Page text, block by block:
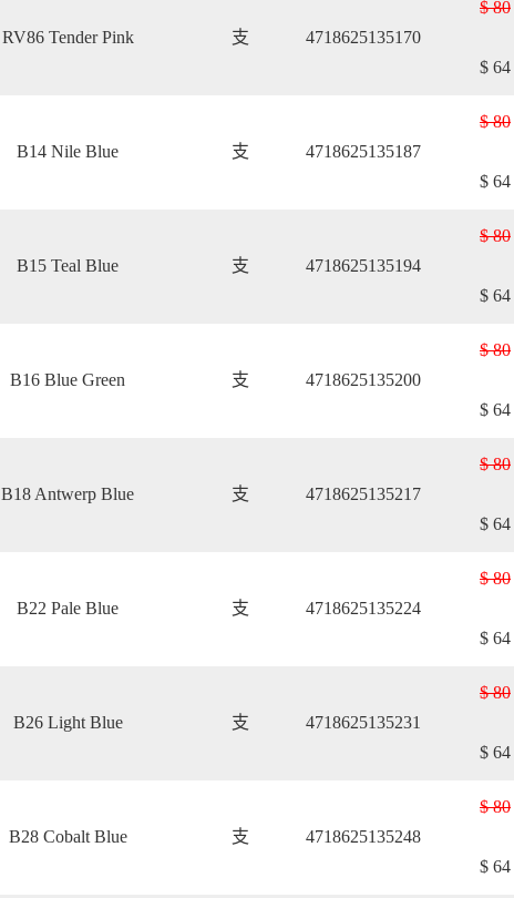
RV86 Tender Pink 支 4718625135170
$ 80
$ 64
B14 Nile Blue 支 4718625135187
$ 80
$ 64
B15 Teal Blue 支 4718625135194
$ 80
$ 64
B16 Blue Green 支 4718625135200
$ 80
$ 64
B18 Antwerp Blue 支 4718625135217
$ 80
$ 64
B22 Pale Blue 支 4718625135224
$ 80
$ 64
B26 Light Blue 支 4718625135231
$ 80
$ 64
B28 Cobalt Blue 支 4718625135248
$ 80
$ 64